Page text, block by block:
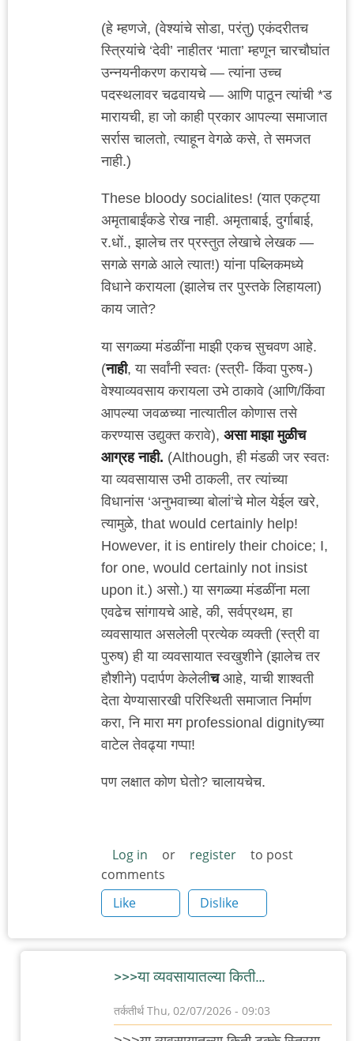
(हे म्हणजे, (वेश्यांचे सोडा, परंतु) एकंदरीतच
स्त्रियांचे ‘देवी’ नाहीतर ‘माता’ म्हणून चारचौघांत
उन्नयनीकरण करायचे — त्यांना उच्च
पदस्थलावर चढवायचे — आणि पाठून त्यांची *ड
मारायची, हा जो काही प्रकार आपल्या समाजात
सर्रास चालतो, त्याहून वेगळे कसे, ते समजत
नाही.)
These bloody socialites! (यात एकट्या
अमृताबाईंकडे रोख नाही. अमृताबाई, दुर्गाबाई,
र.धों., झालेच तर प्रस्तुत लेखाचे लेखक —
सगळे सगळे आले त्यात!) यांना पब्लिकमध्ये
विधाने करायला (झालेच तर पुस्तके लिहायला)
काय जाते?
या सगळ्या मंडळींना माझी एकच सुचवण आहे.
(नाही, या सर्वांनी स्वतः (स्त्री- किंवा पुरुष-)
वेश्याव्यवसाय करायला उभे ठाकावे (आणि/किंवा
आपल्या जवळच्या नात्यातील कोणास तसे
करण्यास उद्युक्त करावे), असा माझा मुळीच
आग्रह नाही. (Although, ही मंडळी जर स्वतः
या व्यवसायास उभी ठाकली, तर त्यांच्या
विधानांस ‘अनुभवाच्या बोलां’चे मोल येईल खरे,
त्यामुळे, that would certainly help!
However, it is entirely their choice; I,
for one, would certainly not insist
upon it.) असो.) या सगळ्या मंडळींना मला
एवढेच सांगायचे आहे, की, सर्वप्रथम, हा
व्यवसायात असलेली प्रत्येक व्यक्ती (स्त्री वा
पुरुष) ही या व्यवसायात स्वखुशीने (झालेच तर
हौशीने) पदार्पण केलेलीचआहे, याची शाश्वती
देता येण्यासारखी परिस्थिती समाजात निर्माण
करा, नि मारा मग professional dignityच्या
वाटेल तेवढ्या गप्पा!
पण लक्षात कोण घेतो? चालायचेच.
Log in or register
to post
comments
Like
Dislike
>>>या व्यवसायातल्या किती…
तर्कतीर्थThu, 02/07/2026 - 09:03